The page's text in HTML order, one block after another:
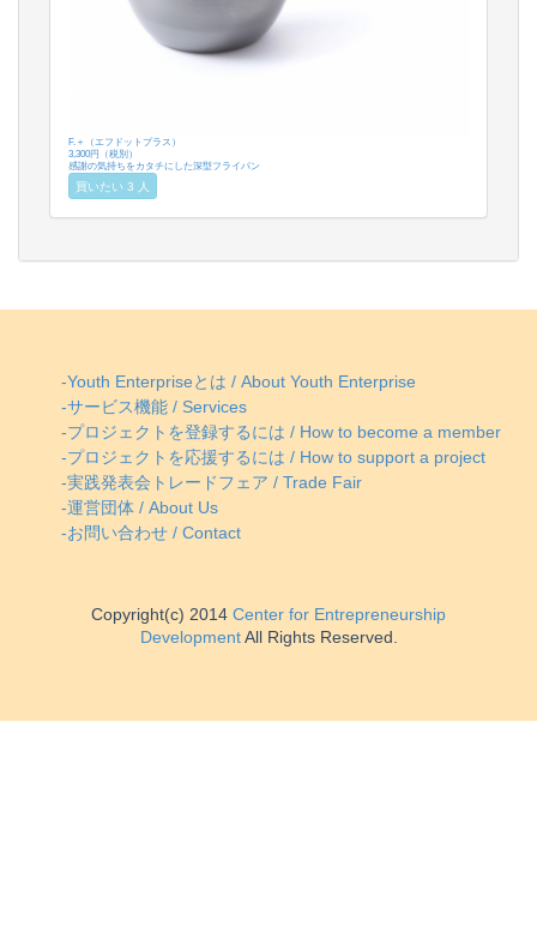
F.＋（エフドットプラス）
3,300円（税別）
感謝の気持ちをカタチにした深型フライパン
買いたい 3 人
-Youth Enterpriseとは / About Youth Enterprise
-サービス機能 / Services
-プロジェクトを登録するには / How to become a member
-プロジェクトを応援するには / How to support a project
-実践発表会トレードフェア / Trade Fair
-運営団体 / About Us
-お問い合わせ / Contact
Copyright(c) 2014 Center for Entrepreneurship
DevelopmentAll Rights Reserved.